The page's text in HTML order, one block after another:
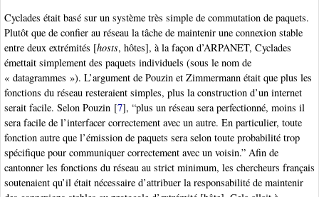
Cyclades était basé sur un système très simple de commutation de paquets.
Plutôt que de confier au réseau la tâche de maintenir une connexion stable
entre deux extrémités [hosts, hôtes], à la façon d’ARPANET, Cyclades
émettait simplement des paquets individuels (sous le nom de
« datagrammes »). L’argument de Pouzin et Zimmermann était que plus les
fonctions du réseau resteraient simples, plus la construction d’un internet
serait facile. Selon Pouzin [7], “plus un réseau sera perfectionné, moins il
sera facile de l’interfacer correctement avec un autre. En particulier, toute
fonction autre que l’émission de paquets sera selon toute probabilité trop
spécifique pour communiquer correctement avec un voisin.” Afin de
cantonner les fonctions du réseau au strict minimum, les chercheurs français
soutenaient qu’il était nécessaire d’attribuer la responsabilité de maintenir